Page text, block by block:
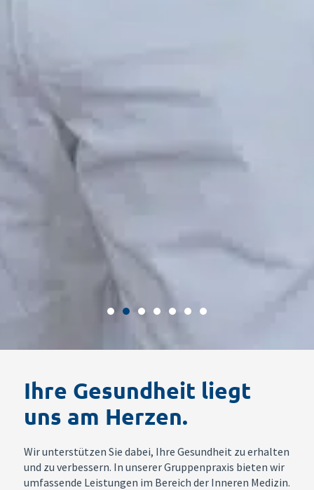
Ihre Gesundheit liegt
uns am Herzen.
Wir unterstützen Sie dabei, Ihre Gesundheit zu erhalten
und zu verbessern. In unserer Gruppenpraxis bieten wir
umfassende Leistungen im Bereich der Inneren Medizin.